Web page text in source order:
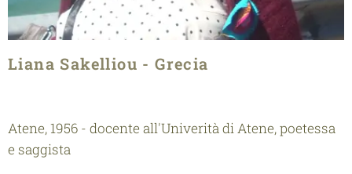
Liana Sakelliou - Grecia
Atene, 1956 - docente all'Univerità di Atene, poetessa
e saggista